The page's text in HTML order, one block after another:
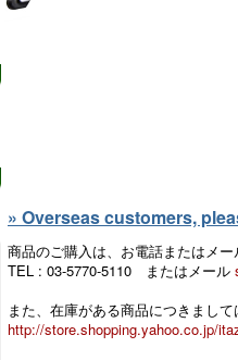
» Overseas customers,
商品のご購入は、お電話またはメ
TEL : 03-5770-5110 またはメール
また、在庫がある商品につきまし
http://store.shopping.yahoo.co.jp/